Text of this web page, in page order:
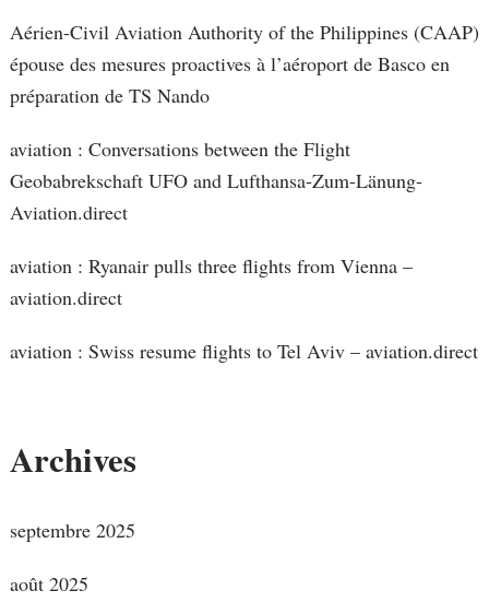
Aérien-Civil Aviation Authority of the Philippines (CAAP)
épouse des mesures proactives à l’aéroport de Basco en
préparation de TS Nando
aviation : Conversations between the Flight
Geobabrekschaft UFO and Lufthansa-Zum-Länung-
Aviation.direct
aviation : Ryanair pulls three flights from Vienna –
aviation.direct
aviation : Swiss resume flights to Tel Aviv – aviation.direct
Archives
septembre 2025
août 2025